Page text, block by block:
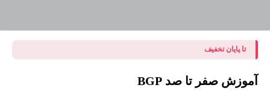
تا پایان تخفیف
آموزش صفر تا صد BGP